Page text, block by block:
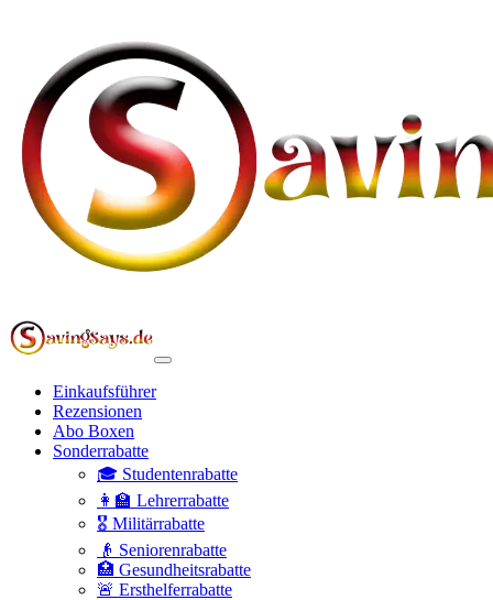
Einkaufsführer
Rezensionen
Abo Boxen
Sonderrabatte
🎓 Studentenrabatte
👩‍🏫 Lehrerrabatte
🎖️ Militärrabatte
👴 Seniorenrabatte
🏥 Gesundheitsrabatte
🚨 Ersthelferrabatte